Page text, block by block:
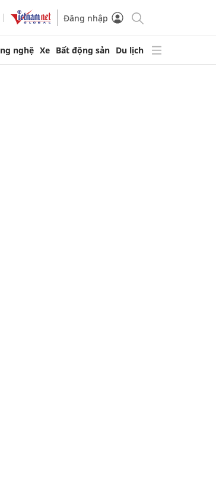
Đăng nhập
nghệ Xe Bất động sản Du lịch